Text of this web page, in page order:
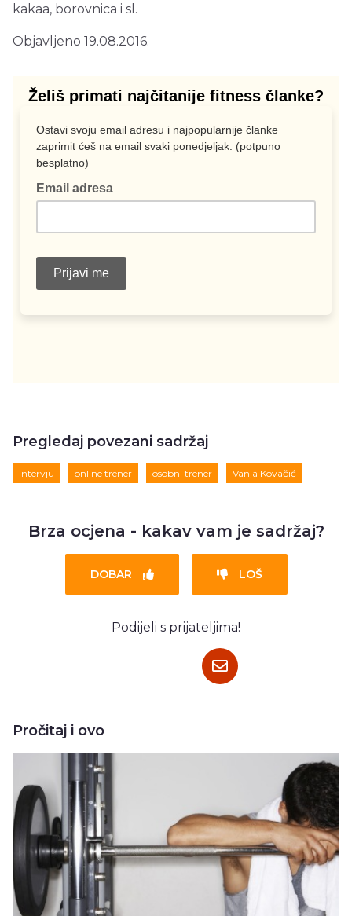
kakaa, borovnica i sl.
Objavljeno 19.08.2016.
Pregledaj povezani sadržaj
intervju online trener osobni trener Vanja Kovačić
Brza ocjena - kakav vam je sadržaj?
DOBAR LOŠ
Podijeli s prijateljima!
Pročitaj i ovo